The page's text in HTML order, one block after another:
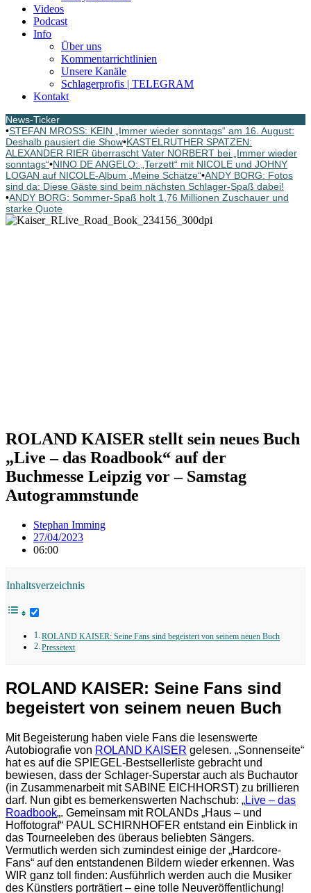
Videos
Podcast
Info
Über uns
Kommentarrichtlinien
Unsere Kanäle
Schlagerprofis | TELEGRAM
Kontakt
News-Ticker
•STEFAN MROSS: KEIN „Immer wieder sonntags“ am 16. August:
Deshalb pausiert die Show•KASTELRUTHER SPATZEN:
ALEXANDER RIER überrascht Vater NORBERT bei „Immer wieder
sonntags“•NINO DE ANGELO: „Terzett“ mit NICOLE und JOHNY
LOGAN auf NICOLE-Album „Meine Schätze“•ANDY BORG: Fotos
sind da: Diese Gäste sind beim nächsten Schlager-Spaß dabei!
•ANDY BORG: Sommer-Spaß holt 1,76 Millionen Zuschauer und
starke Quote
ROLAND KAISER stellt sein neues Buch
„Live – das Roadbook“ auf der
Buchmesse Leipzig vor – Samstag
Autogrammstunde
Stephan Imming
27/04/2023
06:00
Inhaltsverzeichnis
ROLAND KAISER: Seine Fans sind begeistert von seinem neuen Buch
Pressetext
ROLAND KAISER: Seine Fans sind
begeistert von seinem neuen Buch
Mit Begeisterung haben viele Fans die lesenswerte
Autobiografie von ROLAND KAISER gelesen. „Sonnenseite“
hat es auf die SPIEGEL-Bestsellerliste gebracht und
bewiesen, dass der Schlager-Superstar auch als Buchautor
(in Zusammenarbeit mit SABINE EICHHORST) zu brillieren
darf. Nun gibt es bemerkenswerten Nachschub: „Live – das
Roadbook„. Gemeinsam mit ROLANDs „Haus – und
Hoffotograf“ PAUL SCHIRNHOFER entstand ein Einblick in
das Tourneeleben des überaus beliebten Sängers.
Vermutlich werden sich zumindest einige der „Hardcore-
Fans“ auf den entstandenen Bildern wieder erkennen. Was
WIR ganz toll finden: Ausführlich werden auch die Musiker
des Künstlers porträtiert – eine tolle Neuveröffentlichung!